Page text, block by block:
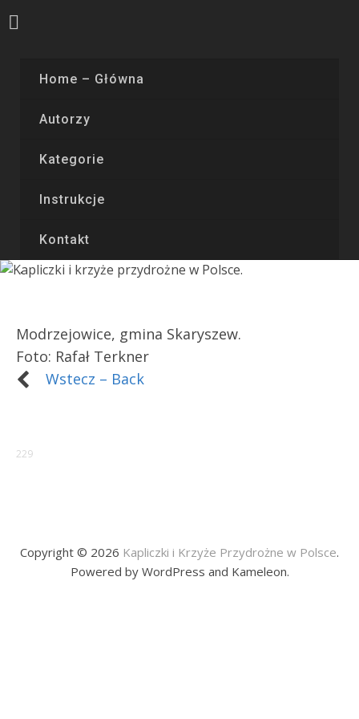
Home – Główna
Autorzy
Kategorie
Instrukcje
Kontakt
Modrzejowice, gmina Skaryszew.
Foto: Rafał Terkner
Wstecz – Back
229
Copyright © 2026 Kapliczki i Krzyże Przydrożne w Polsce.
Powered by WordPress and Kameleon.